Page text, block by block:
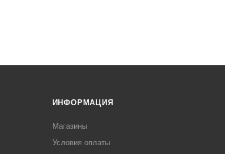
ИНФОРМАЦИЯ
Магазины
Условия оплаты